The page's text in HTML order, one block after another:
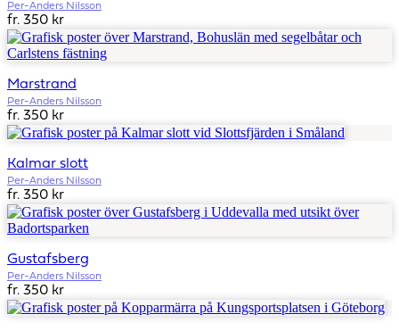
Per-Anders Nilsson
fr. 350 kr
Marstrand
Per-Anders Nilsson
fr. 350 kr
Kalmar slott
Per-Anders Nilsson
fr. 350 kr
Gustafsberg
Per-Anders Nilsson
fr. 350 kr